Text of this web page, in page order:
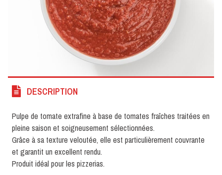
DESCRIPTION
Pulpe de tomate extrafine à base de tomates fraîches traitées en
pleine saison et soigneusement sélectionnées.
Grâce à sa texture veloutée, elle est particulièrement couvrante
et garantit un excellent rendu.
Produit idéal pour les pizzerias.